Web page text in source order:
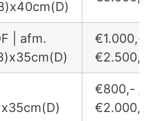
| afm.
€1.000,- /
€2.500,-
€800,- /
€2.000,-